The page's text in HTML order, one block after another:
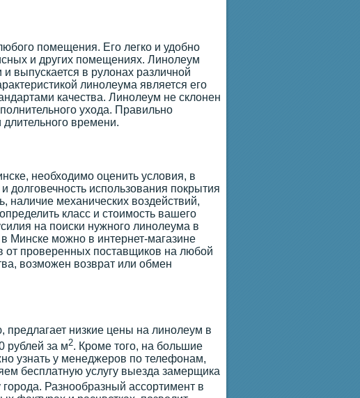
помещения. Его легко и удобно
и других помещениях. Линолеум
выпускается в рулонах различной
линолеума является его
качества. Линолеум не склонен
ухода. Правильно
времени.
необходимо оценить условия, в
долговечность использования покрытия
наличие механических воздействий,
класс и стоимость вашего
на поиски нужного линолеума в
Минске можно в интернет-магазине
от проверенных поставщиков на любой
возможен возврат или обмен
низкие цены на линолеум в
рублей за м2. Кроме того, на большие
узнать у менеджеров по телефонам,
бесплатную услугу выезда замерщика
Разнообразный ассортимент в